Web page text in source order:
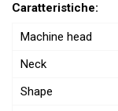
Caratteristiche:
Machine head
Neck
Shape